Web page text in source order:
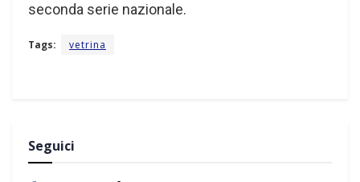
seconda serie nazionale.
Tags: vetrina
Seguici